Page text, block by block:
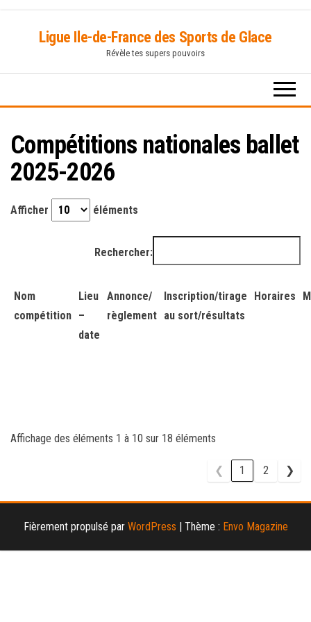
content
Ligue Ile-de-France des Sports de Glace
Révèle tes supers pouvoirs
Compétitions nationales ballet
2025-2026
Afficher éléments
Rechercher:
Nom
compétition
Lieu
–
date
Annonce/
règlement
Inscription/tirage
au sort/résultats
Horaires
Affichage des éléments 1 à 10 sur 18 éléments
❮ 1 2 ❯
Fièrement propulsé par WordPress | Thème : Envo Magazine